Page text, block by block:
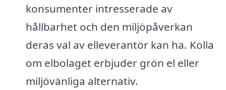
konsumenter intresserade av
hållbarhet och den miljöpåverkan
deras val av elleverantör kan ha. Kolla
om elbolaget erbjuder grön el eller
miljövänliga alternativ.